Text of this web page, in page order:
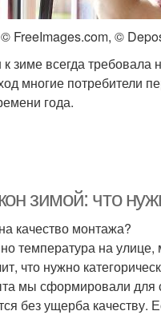
FreeImages.com, ©
зиме всегда
многие потребители
года.
зимой: что
качество монтажа?
температура на
что нужно
мы сформировали
без ущерба качеству.